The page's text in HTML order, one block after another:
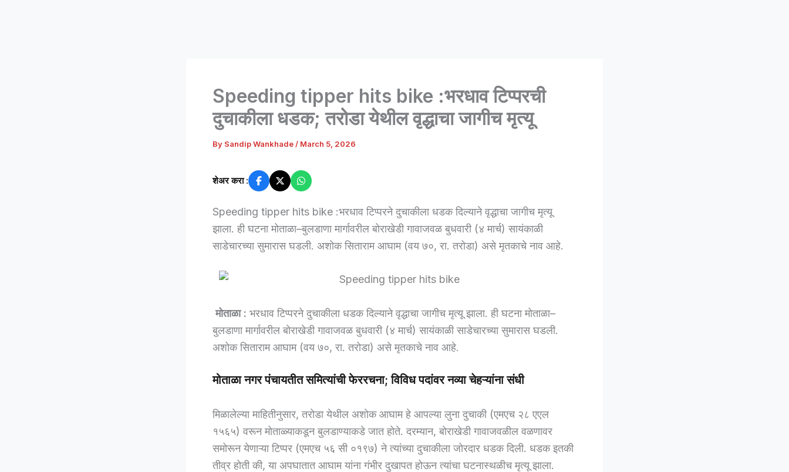
Speeding tipper hits bike :भरधाव टिप्परची
दुचाकीला धडक; तरोडा येथील वृद्धाचा जागीच मृत्यू
By Sandip Wankhade / March 5, 2026
शेअर करा :
Speeding tipper hits bike :भरधाव टिप्परने दुचाकीला धडक दिल्याने वृद्धाचा जागीच मृत्यू
झाला. ही घटना मोताळा–बुलडाणा मार्गावरील बोराखेडी गावाजवळ बुधवारी (४ मार्च) सायंकाळी
साडेचारच्या सुमारास घडली. अशोक सिताराम आघाम (वय ७०, रा. तरोडा) असे मृतकाचे नाव आहे.
मोताळा : भरधाव टिप्परने दुचाकीला धडक दिल्याने वृद्धाचा जागीच मृत्यू झाला. ही घटना मोताळा–
बुलडाणा मार्गावरील बोराखेडी गावाजवळ बुधवारी (४ मार्च) सायंकाळी साडेचारच्या सुमारास घडली.
अशोक सिताराम आघाम (वय ७०, रा. तरोडा) असे मृतकाचे नाव आहे.
मोताळा नगर पंचायतीत समित्यांची फेररचना; विविध पदांवर नव्या चेहऱ्यांना संधी
मिळालेल्या माहितीनुसार, तरोडा येथील अशोक आघाम हे आपल्या लुना दुचाकी (एमएच २८ एएल
१५६५) वरून मोताळ्याकडून बुलडाण्याकडे जात होते. दरम्यान, बोराखेडी गावाजवळील वळणावर
समोरून येणाऱ्या टिप्पर (एमएच ५६ सी ०१९७) ने त्यांच्या दुचाकीला जोरदार धडक दिली. धडक इतकी
तीव्र होती की, या अपघातात आघाम यांना गंभीर दुखापत होऊन त्यांचा घटनास्थळीच मृत्यू झाला.